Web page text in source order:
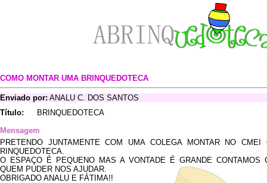
COMO MONTAR UMA BRINQUEDOTECA
Enviado por: ANALU C. DOS SANTOS
Título:
BRINQUEDOTECA
Mensagem
PRETENDO JUNTAMENTE COM UMA COLEGA MONTAR NO CMEI
RINQUEDOTECA.
O ESPAÇO É PEQUENO MAS A VONTADE É GRANDE CONTAMOS
QUEM PUDER NOS AJUDAR.
OBRIGADO ANALU E FÁTIMA!!